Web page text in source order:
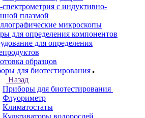
Ионные хроматографы
Колонки для газовой хроматографии
чистых газов
хроматография
Назад
Жидкостная хроматография
Жидкостные хромато масс-
спектрометры
Жидкостные хроматографы
Колонки для жидкостной
хроматографии
Устройство ввода проб